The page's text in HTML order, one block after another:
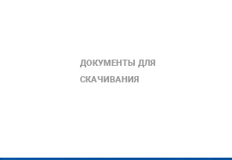
ДОКУМЕНТЫ ДЛЯ
СКАЧИВАНИЯ